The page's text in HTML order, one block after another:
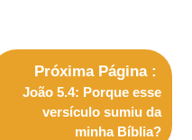
Próxima Página
João 5.4: Porque esse
versículo sumiu da
minha Bíblia?